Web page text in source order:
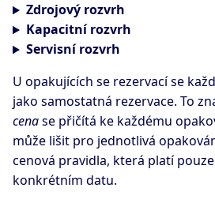
Zdrojový rozvrh
Kapacitní rozvrh
Servisní rozvrh
U opakujících se rezervací se
jako samostatná rezervace. To
cenase přičítá ke každému
může lišit pro jednotlivá
cenová pravidla, která platí
konkrétním datu.